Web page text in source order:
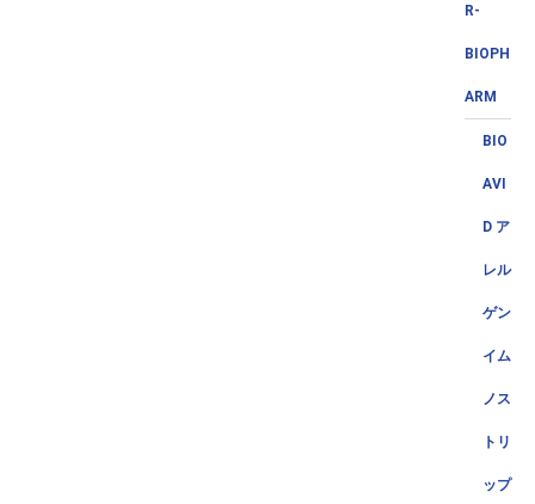
R-
BIOPH
ARM
BIO
AVI
D ア
レル
ゲン
イム
ノス
トリ
ップ